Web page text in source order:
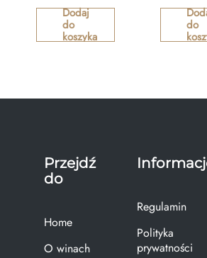
Dodaj
do
koszyka
do
Przejdź
do
Home
O winach
Regulamin
Polityka
prywatności